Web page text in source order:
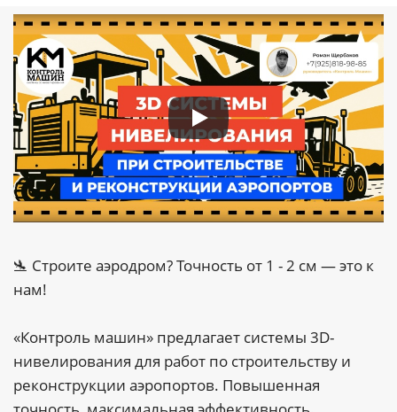
🛬 Строите аэродром? Точность от 1 - 2 cм — это к
нам!
«Контроль машин» предлагает системы 3D-
нивелирования для работ по строительству и
реконструкции аэропортов. Повышенная